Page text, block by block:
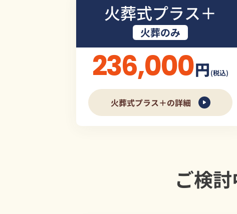
火葬式プラス＋
火葬のみ
236,000円 (税込)
火葬式プラス＋の詳細
ご検